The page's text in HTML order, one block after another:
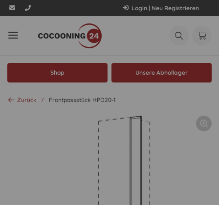
Login | Neu Registrieren
Shop Unsere Abhollager
Zurück Frontpassstück HPD20-1